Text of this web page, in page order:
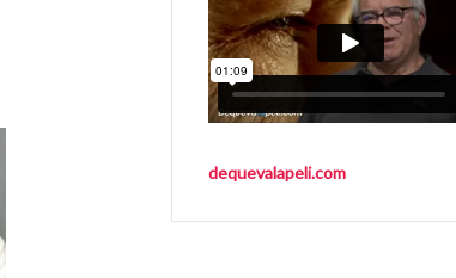
dequevalapeli.com